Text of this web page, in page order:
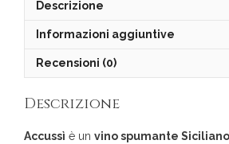
Descrizione
Informazioni aggiuntive
Recensioni (0)
Descrizione
Accussì è un vino spumante